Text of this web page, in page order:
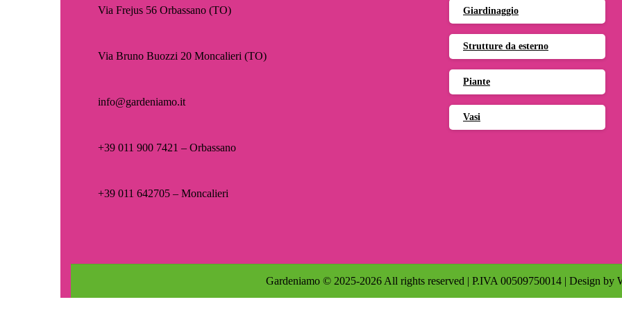
Via Frejus 56 Orbassano (TO)
Via Bruno Buozzi 20 Moncalieri (TO)
info@gardeniamo.it
+39 011 900 7421 – Orbassano
+39 011 642705 – Moncalieri
Giardinaggio
Strutture da esterno
Piante
Vasi
Gardeniamo © 2025-2026 All rights reserved | P.IVA 00509750014 | Design by